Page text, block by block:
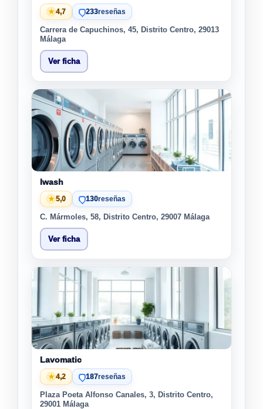
★4,7 233reseñas
Carrera de Capuchinos, 45, Distrito Centro, 29013
Málaga
Ver ficha
Iwash
★5,0 130reseñas
C. Mármoles, 58, Distrito Centro, 29007 Málaga
Ver ficha
Lavomatic
★4,2 187reseñas
Plaza Poeta Alfonso Canales, 3, Distrito Centro,
29001 Málaga